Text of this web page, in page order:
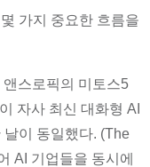
가지 중요한 흐름을
스로픽의 미토스5
자사 최신 대화형 AI
이 동일했다. (The
AI 기업들을 동시에